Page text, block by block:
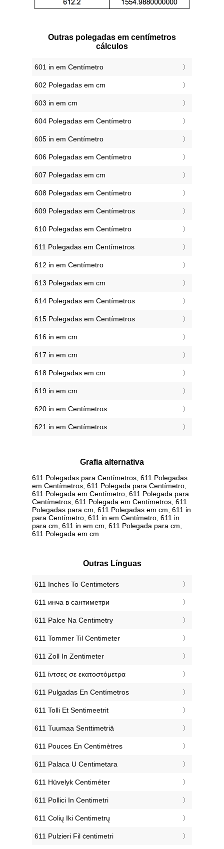
Outras polegadas em centímetros
cálculos
601 in em Centímetro
602 Polegadas em cm
603 in em cm
604 Polegadas em Centímetro
605 in em Centímetro
606 Polegadas em Centímetro
607 Polegadas em cm
608 Polegadas em Centímetro
609 Polegadas em Centímetros
610 Polegadas em Centímetro
611 Polegadas em Centímetros
612 in em Centímetro
613 Polegadas em cm
614 Polegadas em Centímetros
615 Polegadas em Centímetros
616 in em cm
617 in em cm
618 Polegadas em cm
619 in em cm
620 in em Centímetros
621 in em Centímetros
Grafia alternativa
611 Polegadas para Centímetros, 611 Polegadas
em Centímetros, 611 Polegada para Centímetro,
611 Polegada em Centímetro, 611 Polegada para
Centímetros, 611 Polegada em Centímetros, 611
Polegadas para cm, 611 Polegadas em cm, 611 in
para Centímetro, 611 in em Centímetro, 611 in
para cm, 611 in em cm, 611 Polegada para cm,
611 Polegada em cm
Outras Línguas
‎611 Inches To Centimeters
‎611 инча в сантиметри
‎611 Palce Na Centimetry
‎611 Tommer Til Centimeter
‎611 Zoll In Zentimeter
‎611 ίντσες σε εκατοστόμετρα
‎611 Pulgadas En Centímetros
‎611 Tolli Et Sentimeetrit
‎611 Tuumaa Senttimetriä
‎611 Pouces En Centimètres
‎611 Palaca U Centimetara
‎611 Hüvelyk Centiméter
‎611 Pollici In Centimetri
‎611 Colių Iki Centimetrų
‎611 Pulzieri Fil ċentimetri